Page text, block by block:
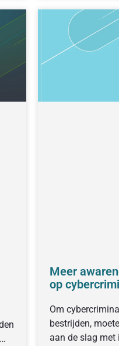
Meer
op
Om
bestrijden,
aan de slag